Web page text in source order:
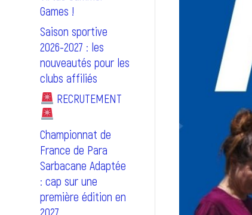
Games !
Saison sportive
2026-2027 : les
nouveautés pour les
clubs affiliés
RECRUTEMENT
Championnat de
France de Para
Sarbacane Adaptée
: cap sur une
première édition en
2027